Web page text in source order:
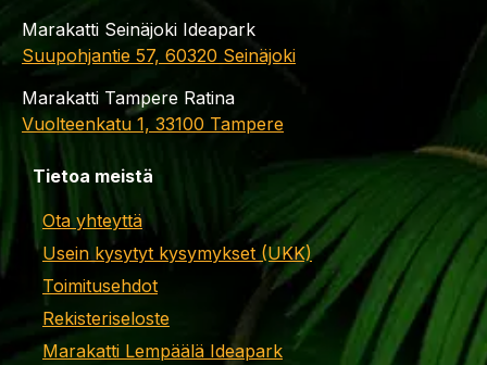
Marakatti Seinäjoki Ideapark
Suupohjantie 57, 60320 Seinäjoki
Marakatti Tampere Ratina
Vuolteenkatu 1, 33100 Tampere
Tietoa meistä
Ota yhteyttä
Usein kysytyt kysymykset (UKK)
Toimitusehdot
Rekisteriseloste
Marakatti Lempäälä Ideapark